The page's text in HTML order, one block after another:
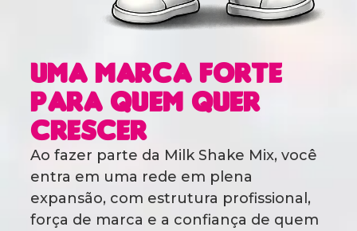
Uma marca forte
para quem quer
crescer
Ao fazer parte da Milk Shake Mix, você
entra em uma rede em plena
expansão, com estrutura profissional,
força de marca e a confiança de quem